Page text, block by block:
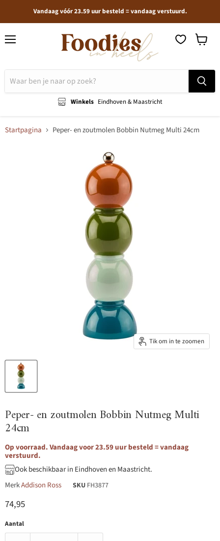
Vandaag vóór 23.59 uur besteld = vandaag verstuurd.
Winkels Eindhoven & Maastricht
Startpagina Peper- en zoutmolen Bobbin Nutmeg Multi 24cm
Tik om in te zoomen
Peper- en zoutmolen Bobbin Nutmeg Multi
24cm
Op voorraad. Vandaag voor 23.59 uur besteld = vandaag
verstuurd.
Ook beschikbaar in Eindhoven en Maastricht.
MerkAddison Ross SKU FH3877
Huidige prijs
74,95
Aantal